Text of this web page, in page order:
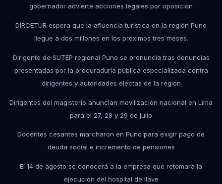
gobernador advierte acciones legales por oposición
DIRCETUR espera que la afluencia turística en la región Puno
llegue a dos millones en los próximos tres meses.
Dirigente de SUTEP regional Puno se pronuncia tras denuncias
presentadas por la procuraduría pública especializada contra
dirigentes y autoridades electas de la región
Dirigentes del magisterio anuncian movilización nacional en Lima
para el 27, 28 y 29 de julio
Docentes cesantes marcharon en Puno para exigir pago de
deuda social e incremento de pensiones
El 14 de agosto se conocerá a la empresa que retomará la
ejecución del hospital de Ilave